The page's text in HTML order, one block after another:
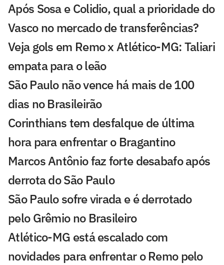
Após Sosa e Colidio, qual a prioridade do
Vasco no mercado de transferências?
Veja gols em Remo x Atlético-MG: Taliari
empata para o leão
São Paulo não vence há mais de 100
dias no Brasileirão
Corinthians tem desfalque de última
hora para enfrentar o Bragantino
Marcos Antônio faz forte desabafo após
derrota do São Paulo
São Paulo sofre virada e é derrotado
pelo Grêmio no Brasileiro
Atlético-MG está escalado com
novidades para enfrentar o Remo pelo